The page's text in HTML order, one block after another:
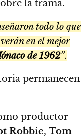
la trama.
todo lo que
verán en el mejor
de 1962”.
permanecen
productor
Robbie, Tom